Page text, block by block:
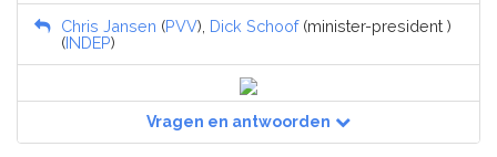
Chris Jansen (PVV), Dick Schoof(minister-president )
(INDEP)
Vragen en antwoorden